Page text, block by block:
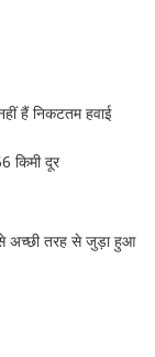
हैं निकटतम हवाई
किमी दूर
अच्छी तरह से जुड़ा हुआ